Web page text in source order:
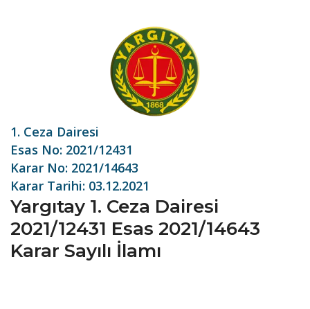
1. Ceza Dairesi
Esas No: 2021/12431
Karar No: 2021/14643
Karar Tarihi: 03.12.2021
Yargıtay 1. Ceza Dairesi
2021/12431 Esas 2021/14643
Karar Sayılı İlamı